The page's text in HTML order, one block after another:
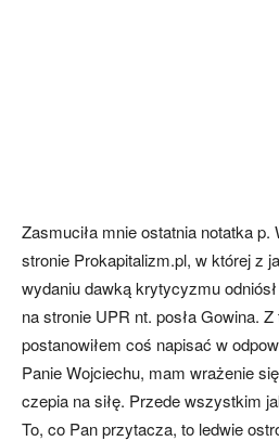
Zasmuciła mnie ostatnia notatka p.
stronie Prokapitalizm.pl, w której z
wydaniu dawką krytycyzmu
na stronie UPR nt. posła Gowina.
postanowiłem coś napisać w
Panie Wojciechu, mam wrażenie
czepia na siłę. Przede wszystkim
To, co Pan przytacza, to ledwie